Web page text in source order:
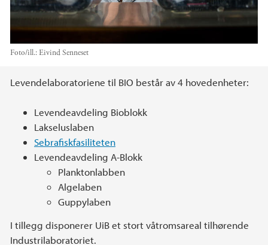
Foto/ill.:Eivind Senneset
Hovedinnhold
Levendelaboratoriene til BIO består av 4 hovedenheter:
Levendeavdeling Bioblokk
Lakseluslaben
Sebrafiskfasiliteten
Levendeavdeling A-Blokk
Planktonlabben
Algelaben
Guppylaben
I tillegg disponerer UiB et stort våtromsareal tilhørende
Industrilaboratoriet.